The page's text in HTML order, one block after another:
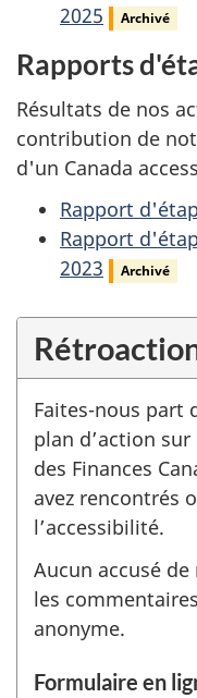
2025
Archivé
Rapports
Résultats de nos
contribution de
d'un Canada
Rapport
Rapport
2023
Archivé
Faites-nous part
plan d’action
des Finances
avez rencontrés
l’accessibilité.
Aucun accusé
les
anonyme.
Formulaire en